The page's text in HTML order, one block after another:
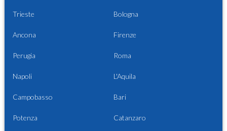
Trieste Bologna
Ancona Firenze
Perugia Roma
Napoli L'Aquila
Campobasso Bari
Potenza Catanzaro